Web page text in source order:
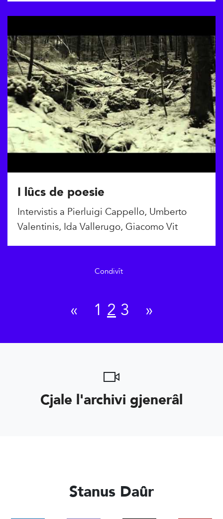
I lûcs de poesie
Intervistis a Pierluigi Cappello, Umberto
Valentinis, Ida Vallerugo, Giacomo Vit
Condivît
« 1 2 3 »
Cjale l'archivi gjenerâl
Stanus Daûr